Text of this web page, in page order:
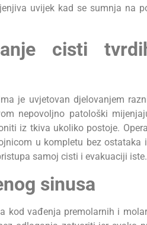
uvijek kad se sumnja na
cisti
je uvjetovan djelovanjem
nepovoljno patološki
iz tkiva ukoliko postoje.
u kompletu bez
samoj cisti i evakuaciji iste.
sinusa
kod vađenja premolarnih i